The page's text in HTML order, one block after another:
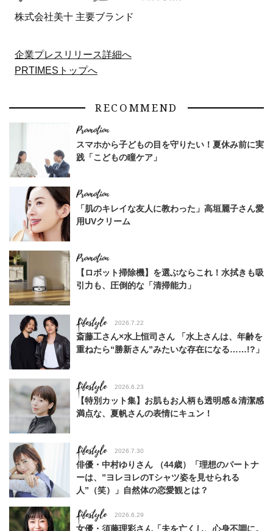
株式会社美十 主要ブランド
企業プレスリリース詳細へ
PRTIMESトップへ
RECOMMEND
スマホから子どもの目を守りたい！夏休み前に実
践「こどもの瞳ケア」
「肌のキレイな友人に教わった」高垣麗子さん愛
用UVクリーム
【ロボット掃除機】を選ぶならこれ！水拭きも吸
引力も、圧倒的な「清掃能力」
Lifestyle 2026.7.22
斎藤工さん×水上恒司さん 「水上さんは、年齢を
重ねたら“勝新さん”みたいな存在になる……!?」
Lifestyle 2026.6.23
【特別カット集】お肌もお人柄も透明感＆清潔感
満点な、夏帆さんの表情にキュン！
Lifestyle 2026.7.30
俳優・中村ゆりさん （44歳）「理想のパートナ
ーは、”ヨレヨレのTシャツ姿を見せられる
人”（笑）」自然体の恋愛観とは？
Lifestyle 2026.6.29
女優・須藤理彩さん「夫を亡くし、心身不調に。